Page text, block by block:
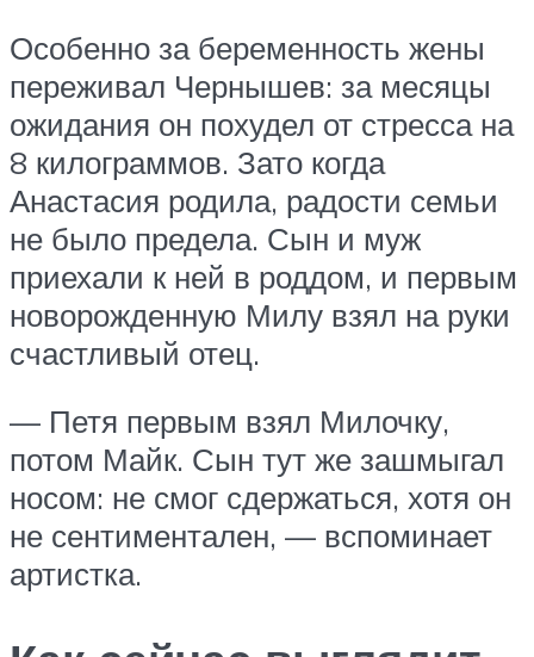
Особенно за беременность жены
переживал Чернышев: за месяцы
ожидания он похудел от стресса на
8 килограммов. Зато когда
Анастасия родила, радости семьи
не было предела. Сын и муж
приехали к ней в роддом, и первым
новорожденную Милу взял на руки
счастливый отец.
— Петя первым взял Милочку,
потом Майк. Сын тут же зашмыгал
носом: не смог сдержаться, хотя он
не сентиментален, — вспоминает
артистка.